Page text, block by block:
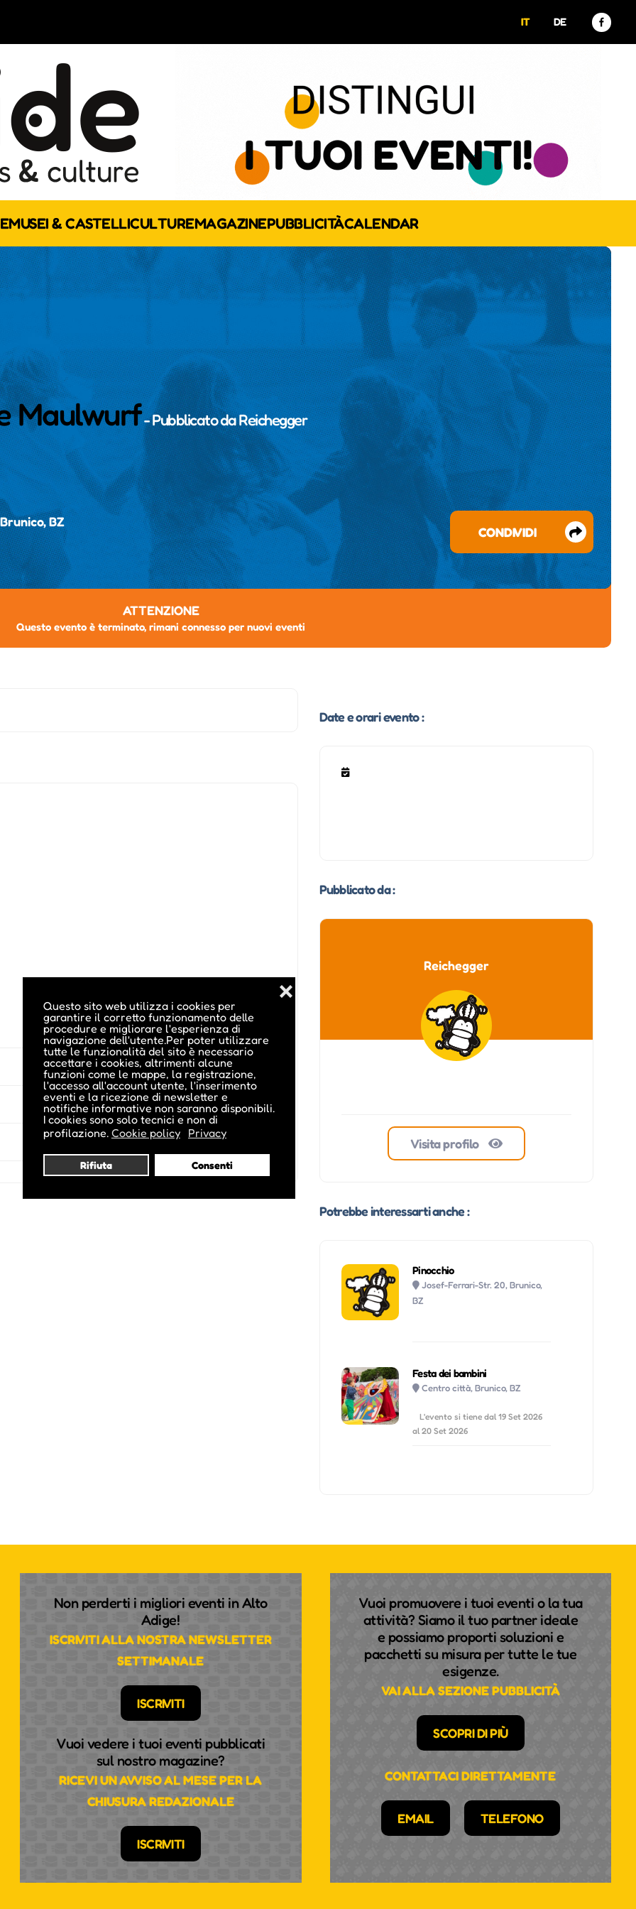
Questo sito web utilizza i cookies per
garantire il corretto funzionamento delle
procedure e migliorare l'esperienza di
navigazione dell'utente.Per poter utilizzare
tutte le funzionalità del sito è necessario
accettare i cookies, altrimenti alcune
funzioni come le mappe, la registrazione,
l'accesso all'account utente, l'inserimento
eventi e la ricezione di newsletter e
notifiche informative non saranno disponibili.
I cookies sono solo tecnici e non di
profilazione. Cookie policy Privacy
Rifiuta Consenti
❌
IT DE
MUSEI & CASTELLICULTUREMAGAZINEPUBBLICITÀCALENDAR
Maulwurf- Pubblicato daReichegger
BZ
CONDIVIDI
ATTENZIONE
Questo evento è terminato, rimani connesso per nuovi eventi
Date e orari evento :
Pubblicato da :
Reichegger
Visita profilo
Potrebbe interessarti anche :
Pinocchio
Josef-Ferrari-Str. 20, Brunico,
BZ
Festa dei bambini
Centro città, Brunico, BZ
L'evento si tiene dal 19 Set 2026
al 20 Set 2026
Non perderti i migliori eventi in Alto
Adige!
ISCRIVITI ALLA NOSTRA NEWSLETTER
SETTIMANALE
ISCRIVITI
Vuoi vedere i tuoi eventi pubblicati
sul nostro magazine?
RICEVI UN AVVISO AL MESE PER LA
CHIUSURA REDAZIONALE
ISCRIVITI
Vuoi promuovere i tuoi eventi o la tua
attività? Siamo il tuo partner ideale
e possiamo proporti soluzioni e
pacchetti su misura per tutte le tue
esigenze.
VAI ALLA SEZIONE PUBBLICITÀ
SCOPRI DI PIÙ
CONTATTACI DIRETTAMENTE
EMAIL TELEFONO